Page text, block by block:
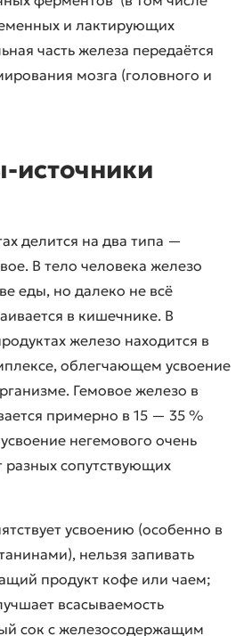
и лактирующих
часть железа передаётся
мозга (головного и
источники
делится на два типа —
В тело человека железо
еды, но далеко не всё
в кишечнике. В
железо находится в
облегчающем усвоение
Гемовое железо в
примерно в 15 — 35 %
негемового очень
разных сопутствующих
усвоению (особенно в
нельзя запивать
продукт кофе или чаем;
всасываемость
сок с железосодержащим